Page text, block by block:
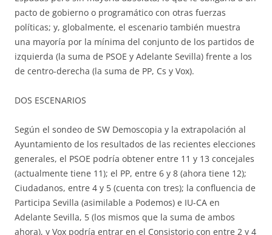
pacto de gobierno o programático con otras fuerzas
políticas; y, globalmente, el escenario también muestra
una mayoría por la mínima del conjunto de los partidos de
izquierda (la suma de PSOE y Adelante Sevilla) frente a los
de centro-derecha (la suma de PP, Cs y Vox).
DOS ESCENARIOS
Según el sondeo de SW Demoscopia y la extrapolación al
Ayuntamiento de los resultados de las recientes elecciones
generales, el PSOE podría obtener entre 11 y 13 concejales
(actualmente tiene 11); el PP, entre 6 y 8 (ahora tiene 12);
Ciudadanos, entre 4 y 5 (cuenta con tres); la confluencia de
Participa Sevilla (asimilable a Podemos) e IU-CA en
Adelante Sevilla, 5 (los mismos que la suma de ambos
ahora), y Vox podría entrar en el Consistorio con entre 2 y 4